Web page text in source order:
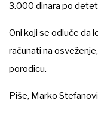
3.000 dinara po
Oni koji se odluče da
računati na
porodicu.
Piše, Marko